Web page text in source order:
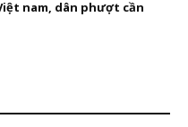
nam, dân phượt cần